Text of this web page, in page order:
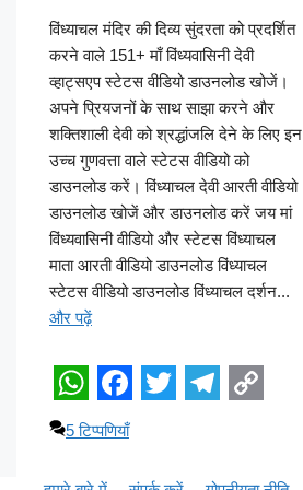
W
h
a
t
s
A
p
p
F
a
c
e
b
o
o
k
T
w
i
t
t
e
r
T
e
l
e
g
r
a
m
C
o
p
y
L
i
n
k
विंध्याचल मंदिर की दिव्य सुंदरता को प्रदर्शित
करने वाले 151+ माँ विंध्यवासिनी देवी
व्हाट्सएप स्टेटस वीडियो डाउनलोड खोजें।
अपने प्रियजनों के साथ साझा करने और
शक्तिशाली देवी को श्रद्धांजलि देने के लिए इन
उच्च गुणवत्ता वाले स्टेटस वीडियो को
डाउनलोड करें। विंध्याचल देवी आरती वीडियो
डाउनलोड खोजें और डाउनलोड करें जय मां
विंध्यवासिनी वीडियो और स्टेटस विंध्याचल
माता आरती वीडियो डाउनलोड विंध्याचल
स्टेटस वीडियो डाउनलोड विंध्याचल दर्शन...
और पढ़ें
W F
5 टिप्पणियाँ